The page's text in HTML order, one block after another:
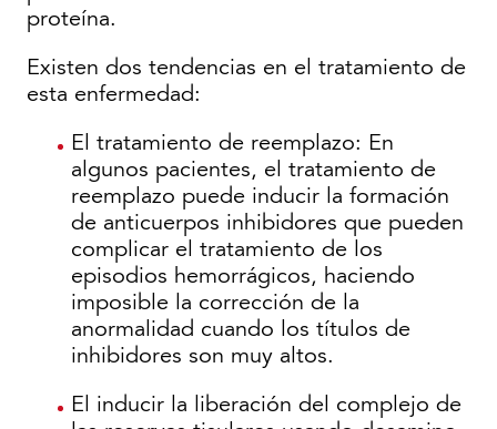
proteína.
Existen dos tendencias en el tratamiento de
esta enfermedad:
El tratamiento de reemplazo: En
algunos pacientes, el tratamiento de
reemplazo puede inducir la formación
de anticuerpos inhibidores que pueden
complicar el tratamiento de los
episodios hemorrágicos, haciendo
imposible la corrección de la
anormalidad cuando los títulos de
inhibidores son muy altos.
El inducir la liberación del complejo de